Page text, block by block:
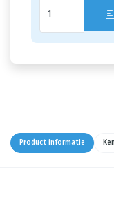
Product informatie